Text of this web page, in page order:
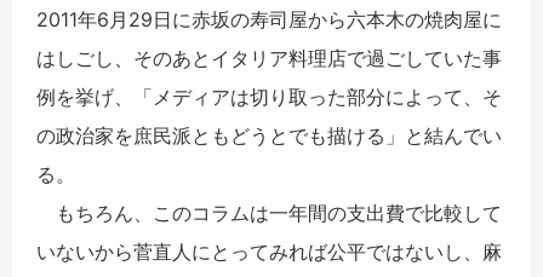
2011年6月29日に赤坂の寿司屋から六本木の焼肉屋に
はしごし、そのあとイタリア料理店で過ごしていた事
例を挙げ、「メディアは切り取った部分によって、そ
の政治家を庶民派ともどうとでも描ける」と結んでい
る。
もちろん、このコラムは一年間の支出費で比較して
いないから菅直人にとってみれば公平ではないし、麻